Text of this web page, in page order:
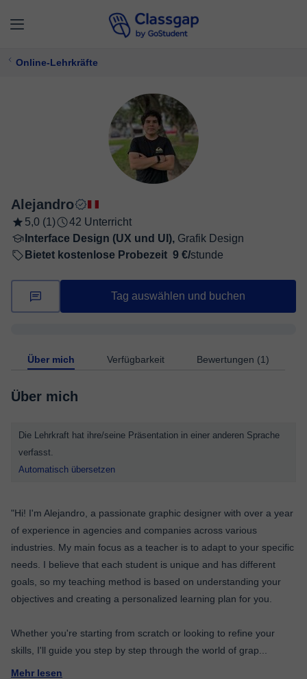
Online-Lehrkräfte
Alejandro
5,0 (1)
42 Unterricht
Interface Design (UX und UI), Grafik Design
Bietet kostenlose Probezeit 9 €/stunde
Tag auswählen und buchen
Über mich Verfügbarkeit Bewertungen (1)
Über mich
Die Lehrkraft hat ihre/seine Präsentation in einer anderen Sprache
verfasst.
Automatisch übersetzen
"Hi! I'm Alejandro, a passionate graphic designer with over a year
of experience in agencies and companies across various
industries. My main focus as a teacher is to adapt to your specific
needs. I believe that each student is unique and has different
goals, so my teaching method is based on understanding your
objectives and creating a personalized learning plan for you.
Whether you're starting from scratch or looking to refine your
skills, I'll guide you step by step through the world of grap
Mehr lesen